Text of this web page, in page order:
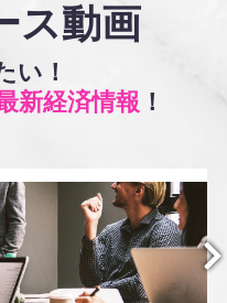
ス動画
い！
新経済情報 ！